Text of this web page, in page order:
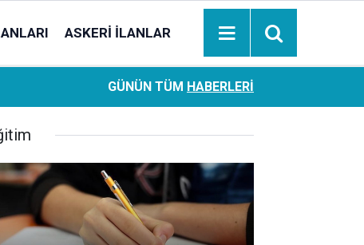
ASKERI İLANLAR
Ziraat Bankası başvuran emeklilere hemen ödeme
hesaplara geçiyor
GÜNÜN TÜM HABERLERI